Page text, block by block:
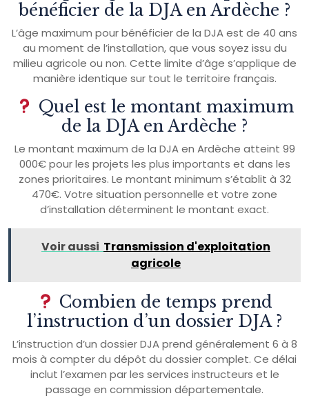
bénéficier de la DJA en Ardèche ?
L’âge maximum pour bénéficier de la DJA est de 40 ans
au moment de l’installation, que vous soyez issu du
milieu agricole ou non. Cette limite d’âge s’applique de
manière identique sur tout le territoire français.
Quel est le montant maximum
de la DJA en Ardèche ?
Le montant maximum de la DJA en Ardèche atteint 99
000€ pour les projets les plus importants et dans les
zones prioritaires. Le montant minimum s’établit à 32
470€. Votre situation personnelle et votre zone
d’installation déterminent le montant exact.
Voir aussi Transmission d'exploitation
agricole
Combien de temps prend
l’instruction d’un dossier DJA ?
L’instruction d’un dossier DJA prend généralement 6 à 8
mois à compter du dépôt du dossier complet. Ce délai
inclut l’examen par les services instructeurs et le
passage en commission départementale.